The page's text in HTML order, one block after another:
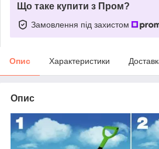
Що таке купити з Пром?
Замовлення під захистом
Опис Характеристики
Опис